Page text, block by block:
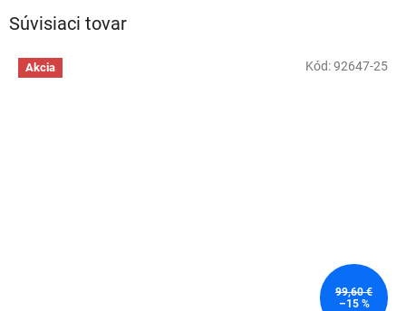
Súvisiaci tovar
Akcia
99,60 €
–15 %
Kód:92647-25